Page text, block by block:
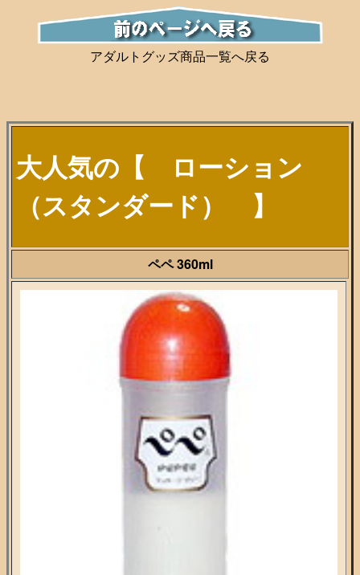
アダルトグッズ商品一覧へ戻る
大人気の【 ローション
（スタンダード） 】
ペペ 360ml